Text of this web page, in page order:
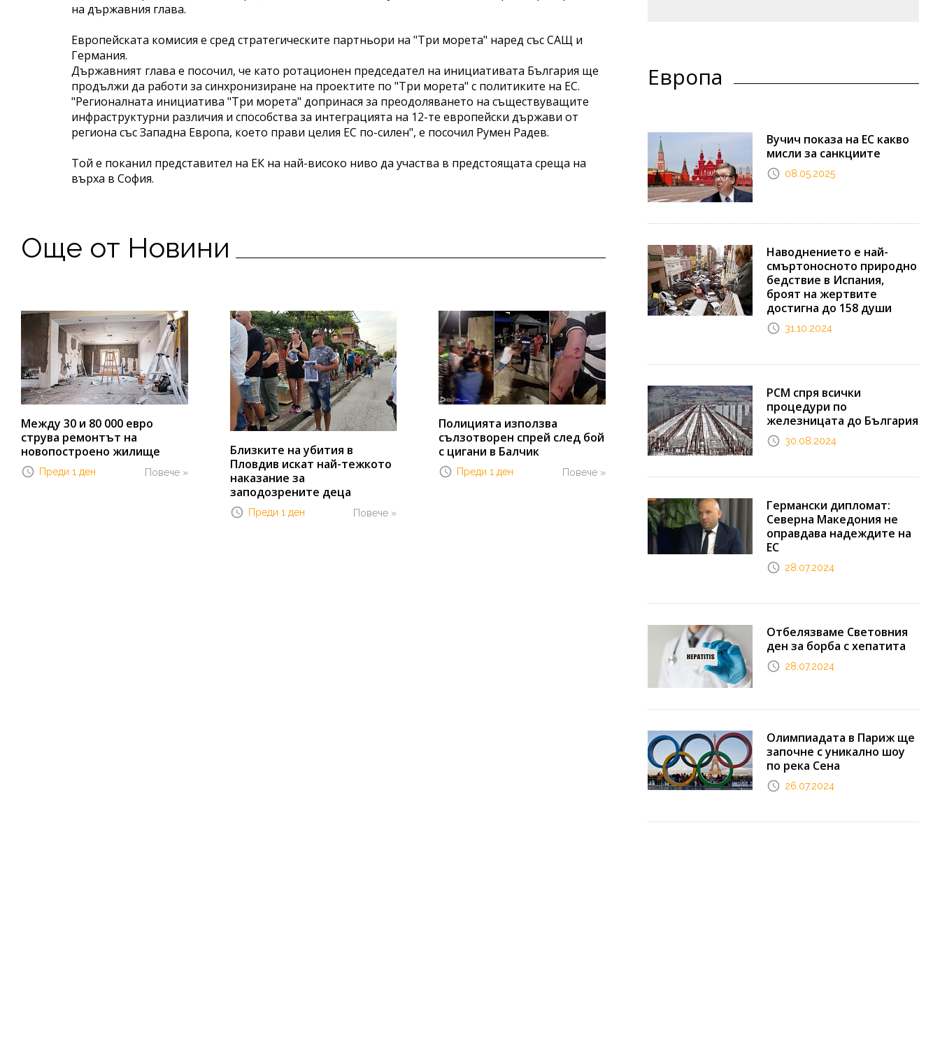
на държавния глава.
Европейската комисия е сред стратегическите партньори на "Три морета" наред със САЩ и
Германия.
Държавният глава е посочил, че като ротационен председател на инициативата България ще
продължи да работи за синхронизиране на проектите по "Три морета" с политиките на ЕС.
"Регионалната инициатива "Три морета" допринася за преодоляването на съществуващите
инфраструктурни различия и способства за интеграцията на 12-те европейски държави от
региона със Западна Европа, което прави целия ЕС по-силен", е посочил Румен Радев.
Той е поканил представител на ЕК на най-високо ниво да участва в предстоящата среща на
върха в София.
Още от Новини
Между 30 и 80 000 евро
струва ремонтът на
новопостроено жилище
Повече »
Преди 1 ден
Близките на убития в
Пловдив искат най-тежкото
наказание за
заподозрените деца
Повече »
Преди 1 ден
Полицията използва
сълзотворен спрей след бой
с цигани в Балчик
Повече »
Преди 1 ден
Европа
Вучич показа на ЕС какво
мисли за санкциите
08.05.2025
Наводнението е най-
смъртоносното природно
бедствие в Испания,
броят на жертвите
достигна до 158 души
31.10.2024
РСМ спря всички
процедури по
железницата до България
30.08.2024
Германски дипломат:
Северна Македония не
оправдава надеждите на
ЕС
28.07.2024
Отбелязваме Световния
ден за борба с хепатита
28.07.2024
Олимпиадата в Париж ще
започне с уникално шоу
по река Сена
26.07.2024